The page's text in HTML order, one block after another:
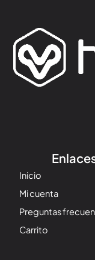
Inicio
Mi cuenta
Preguntas
Carrito